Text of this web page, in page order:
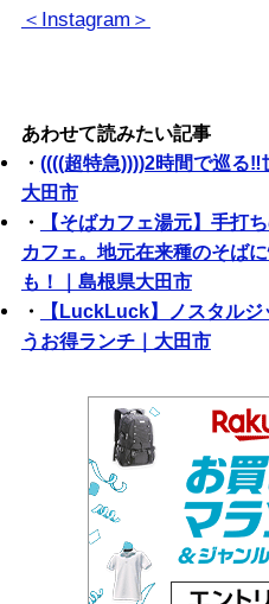
＜Instagram＞
あわせて読みたい記事
・ ((((超特急))))2時間で巡る
大田市
・
【そばカフェ湯元】手打
カフェ。地元在来種のそば
も！｜島根県大田市
・
【LuckLuck】ノスタル
うお得ランチ｜大田市